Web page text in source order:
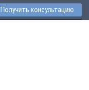
Получить консультацию